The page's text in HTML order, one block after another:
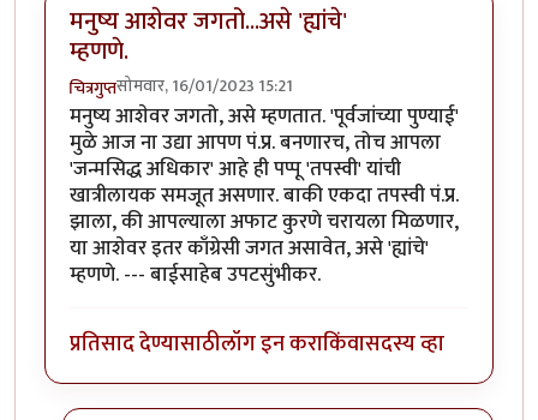
मनुष्य आशेवर जगतो...असे 'ह्यांचे'
म्हणणे.
चित्रगुप्तसोमवार, 16/01/2023 15:21
मनुष्य आशेवर जगतो, असे म्हणतात. 'पूर्वजांच्या पुण्याई'
मुळे आज ना उद्या आपण पं.प्र. बनणारच, तोच आपला
'जन्मसिद्ध अधिकार' आहे ही पप्पू 'तपस्वी' यांची
खात्रीलायक समजूत असणार. बाकी एकदा तपस्वी पं.प्र.
झाला, की आपल्याला अफाट कुरणे चरायला मिळणार,
या आशेवर इतर काँग्रेसी जगत असावेत, असे 'ह्यांचे'
म्हणणे. --- बाईसाहेब उपटसुंभीकर.
प्रतिसाद देण्यासाठीलॉग इन कराकिंवासदस्य व्हा